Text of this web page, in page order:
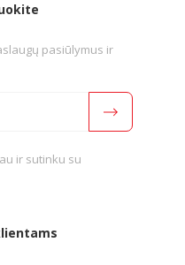
pasiūlymus ir
ir sutinku su